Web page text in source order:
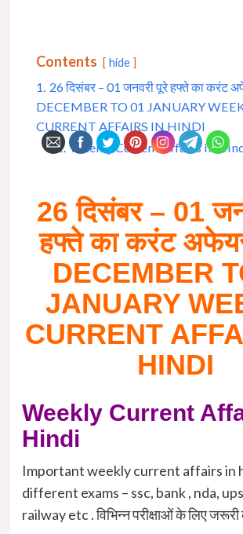
Contents hide
1. 26 दिसंबर – 01 जनवरी पूरे हफ्ते का करंट
DECEMBER TO 01 JANUARY
CURRENT AFFAIRS IN HINDI
1.1. Weekly Current Affairs in
26 दिसंबर – 01
हफ्ते का करंट
DECEMBER
JANUARY
CURRENT
HINDI
Weekly Current
Hindi
Important weekly current affairs in
different exams – ssc, bank , nda,
railway etc . विभिन्न परीक्षाओं के लिए